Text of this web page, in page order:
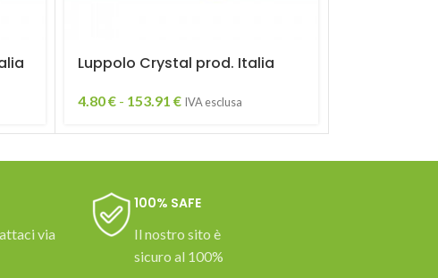
Luppolo Crystal prod. Italia
4.80€ - 153.91 € IVA esclusa
via
100% SAFE
Il nostro sito è
sicuro al 100%